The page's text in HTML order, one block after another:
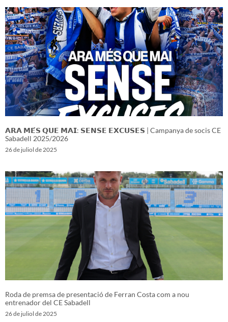
𝗔𝗥𝗔 𝗠𝗘́𝗦 𝗤𝗨𝗘 𝗠𝗔𝗜: 𝗦𝗘𝗡𝗦𝗘 𝗘𝗫𝗖𝗨𝗦𝗘𝗦 | Campanya de socis CE
Sabadell 2025/2026
26 de juliol de 2025
Roda de premsa de presentació de Ferran Costa com a nou
entrenador del CE Sabadell
26 de juliol de 2025